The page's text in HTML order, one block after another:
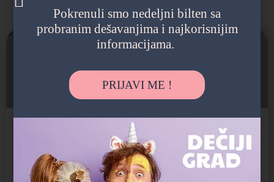
Možda vas zanima i sledeće:
Karate klub Skipper - Dorćol
Škola sporta
Pokrenuli smo nedeljni bilten sa
probranim dešavanjima i najkorisnijim
informacijama.
PRIJAVI ME !